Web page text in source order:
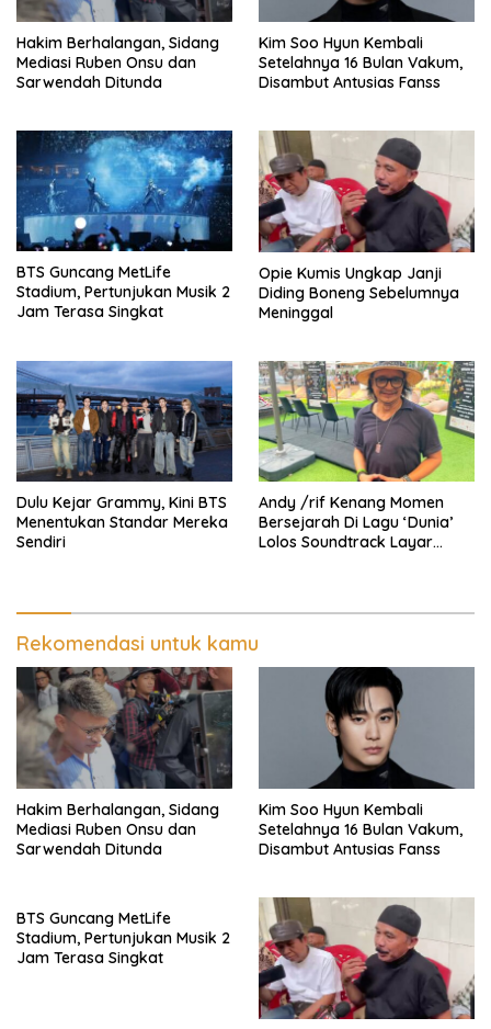
Hakim Berhalangan, Sidang
Mediasi Ruben Onsu dan
Sarwendah Ditunda
Kim Soo Hyun Kembali
Setelahnya 16 Bulan Vakum,
Disambut Antusias Fanss
BTS Guncang MetLife
Stadium, Pertunjukan Musik 2
Jam Terasa Singkat
Opie Kumis Ungkap Janji
Diding Boneng Sebelumnya
Meninggal
Dulu Kejar Grammy, Kini BTS
Menentukan Standar Mereka
Sendiri
Andy /rif Kenang Momen
Bersejarah Di Lagu ‘Dunia’
Lolos Soundtrack Layar
Rekomendasi untuk kamu
Hakim Berhalangan, Sidang
Mediasi Ruben Onsu dan
Sarwendah Ditunda
Kim Soo Hyun Kembali
Setelahnya 16 Bulan Vakum,
Disambut Antusias Fanss
BTS Guncang MetLife
Stadium, Pertunjukan Musik 2
Jam Terasa Singkat